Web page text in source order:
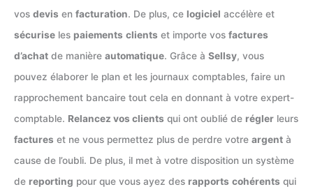
vos devis en facturation. De plus, ce logiciel accélère et
sécurise les paiements clients et importe vos factures
d’achat de manière automatique. Grâce à Sellsy, vous
pouvez élaborer le plan et les journaux comptables, faire un
rapprochement bancaire tout cela en donnant à votre expert-
comptable. Relancez vos clients qui ont oublié de régler leurs
factures et ne vous permettez plus de perdre votre argent à
cause de l’oubli. De plus, il met à votre disposition un système
de reporting pour que vous ayez des rapports cohérents qui